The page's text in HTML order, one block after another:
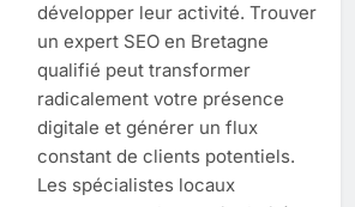
développer leur activité. Trouver
un expert SEO en Bretagne
qualifié peut transformer
radicalement votre présence
digitale et générer un flux
constant de clients potentiels.
Les spécialistes locaux
Prévenir les chutes chez les
seniors: aménagement et
exercices
BIEN ÊTRE